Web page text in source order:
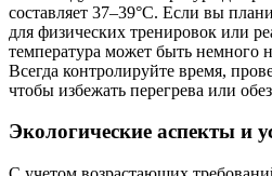
составляет 37–39°C. Если вы
для физических тренировок или
температура может быть немного
Всегда контролируйте время,
чтобы избежать перегрева или
Экологические аспекты и